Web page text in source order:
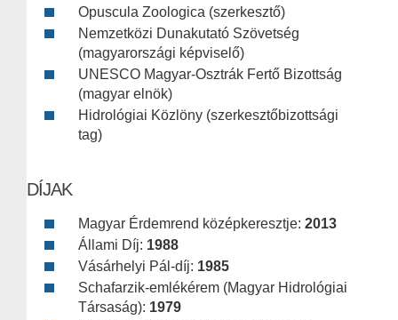
Opuscula Zoologica (szerkesztő)
Nemzetközi Dunakutató Szövetség
(magyarországi képviselő)
UNESCO Magyar-Osztrák Fertő Bizottság
(magyar elnök)
Hidrológiai Közlöny (szerkesztőbizottsági
tag)
DÍJAK
Magyar Érdemrend középkeresztje: 2013
Állami Díj: 1988
Vásárhelyi Pál-díj: 1985
Schafarzik-emlékérem (Magyar Hidrológiai
Társaság): 1979